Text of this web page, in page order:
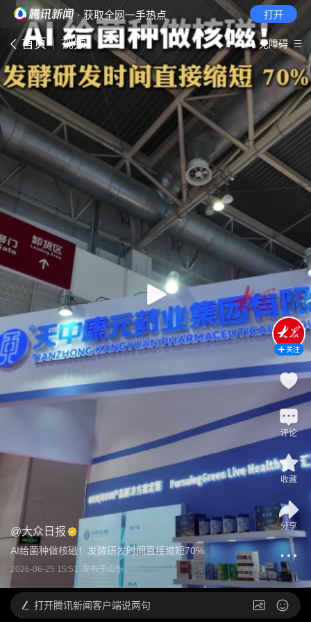
· 获取全网一手热点 打开
首页 视频 无障碍
@大众日报
AI给菌种做核磁！发酵研发时间直接缩短70%
2026-06-25 15:51 发布于山东
关注
评论
收藏
分享
打开腾讯新闻客户端说两句